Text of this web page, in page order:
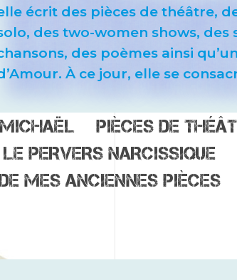
écrit des pièces de théâtre,
des two-women shows, des
des poèmes ainsi
À ce jour, elle se
MICHAËL PIÈCES DE
LE PERVERS NARCISSIQUE
MES ANCIENNES PIÈCES